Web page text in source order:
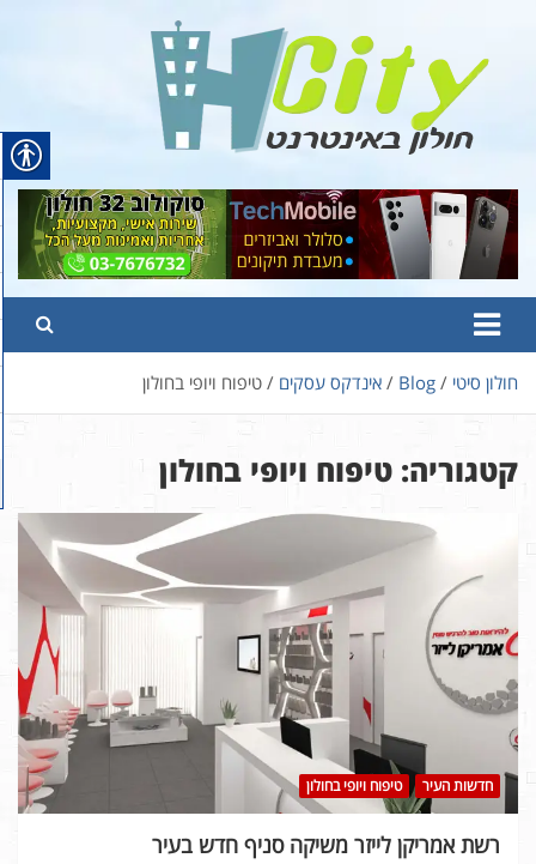
content
Hcity – חולון באינטרנט
פורטל החדשות והמידע של חולון
חולון סיטי Blog אינדקס עסקים טיפוח ויופי בחולון
קטגוריה: טיפוח ויופי בחולון
חדשות העיר טיפוח ויופי בחולון
רשת אמריקן לייזר משיקה סניף חדש בעיר